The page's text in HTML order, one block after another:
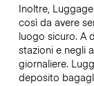
Inoltre,
così da avere
luogo sicuro. A
stazioni e negli
giornaliere.
deposito